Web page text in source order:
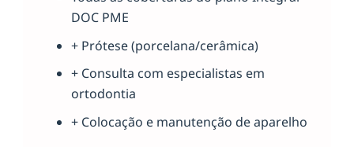
DOC PME
+ Prótese (porcelana/cerâmica)
+ Consulta com especialistas em
ortodontia
+ Colocação e manutenção de aparelho